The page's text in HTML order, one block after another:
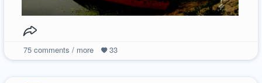
75comments / more 33